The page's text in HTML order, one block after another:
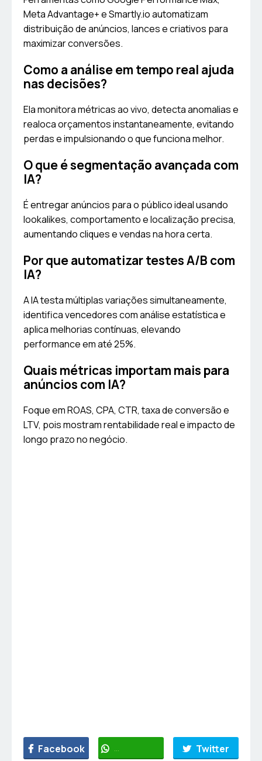
Meta Advantage+ e Smartly.io automatizam
distribuição de anúncios, lances e criativos para
maximizar conversões.
Como a análise em tempo real ajuda
nas decisões?
Ela monitora métricas ao vivo, detecta anomalias e
realoca orçamentos instantaneamente, evitando
perdas e impulsionando o que funciona melhor.
O que é segmentação avançada com
IA?
É entregar anúncios para o público ideal usando
lookalikes, comportamento e localização precisa,
aumentando cliques e vendas na hora certa.
Por que automatizar testes A/B com
IA?
A IA testa múltiplas variações simultaneamente,
identifica vencedores com análise estatística e
aplica melhorias contínuas, elevando
performance em até 25%.
Quais métricas importam mais para
anúncios com IA?
Foque em ROAS, CPA, CTR, taxa de conversão e
LTV, pois mostram rentabilidade real e impacto de
longo prazo no negócio.
Facebook WhatsApp Twitter